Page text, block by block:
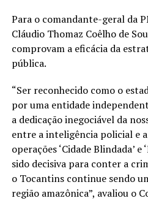
Para o comandante-geral da
Cláudio Thomaz Coêlho de
comprovam a eficácia da
pública.
“Ser reconhecido como o
por uma entidade
a dedicação inegociável da
entre a inteligência policial e
operações ‘Cidade Blindada’
sido decisiva para conter a
o Tocantins continue sendo
região amazônica”, avaliou o